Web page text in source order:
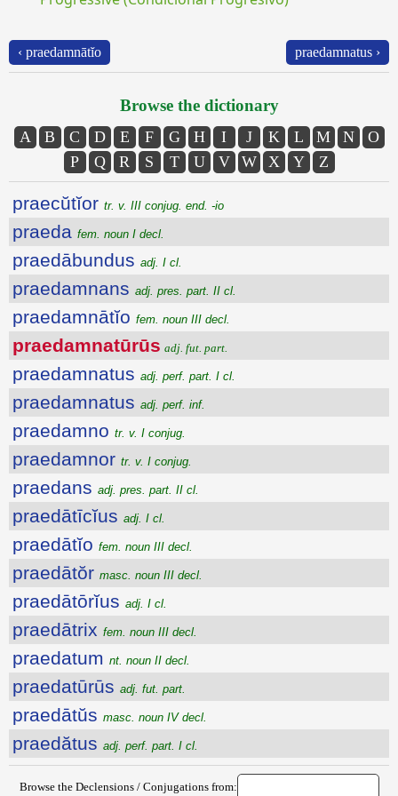
‹ praedamnātĭo praedamnatus ›
Browse the dictionary
A B C D E F G H I J K L M N
O
P
Q R S T U V W X Y Z
praecŭtĭor tr. v. III conjug. end. -io
praeda fem. noun I decl.
praedābundus adj. I cl.
praedamnans adj. pres. part. II cl.
praedamnātĭo fem. noun III decl.
praedamnatūrūs adj. fut. part.
praedamnatus adj. perf. part. I cl.
praedamnatus adj. perf. inf.
praedamno tr. v. I conjug.
praedamnor tr. v. I conjug.
praedans adj. pres. part. II cl.
praedātīcĭus adj. I cl.
praedātĭo fem. noun III decl.
praedātŏr masc. noun III decl.
praedātōrĭus adj. I cl.
praedātrix fem. noun III decl.
praedatum nt. noun II decl.
praedatūrūs adj. fut. part.
praedātŭs masc. noun IV decl.
praedătus adj. perf. part. I cl.
Browse the Declensions / Conjugations from: